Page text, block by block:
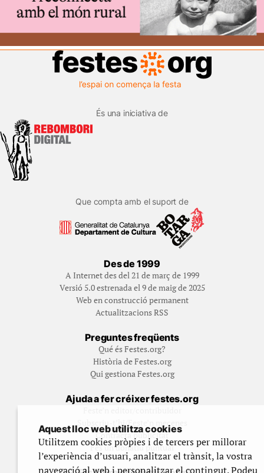
És una iniciativa de
Que compta amb el suport de
Des de 1999
A Internet des del 21 de març de 1999
Versió 5.0 estrenada el 9 de maig de 2025
Web en construcció permanent
Actualitzacions RSS
Preguntes freqüents
Qué és Festes.org?
Història de Festes.org
Qui gestiona Festes.org
Ajuda a fer créixer festes.org
Subscriu-t’hi/Feste’n mecenes
Contracta publicitat
Fes un donatiu puntual
Aquest lloc web utilitza cookies
Utilitzem cookies pròpies i de tercers per millorar
l’experiència d’usuari, analitzar el trànsit, la vostra
navegació al web i personalitzar el contingut. Podeu